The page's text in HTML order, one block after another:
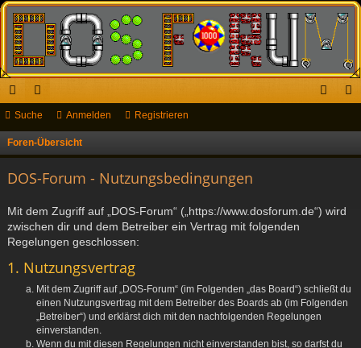
ch
ne
riff
or
en
n
Suche Anmelden Registrieren
Foren-Übersicht
DOS-Forum - Nutzungsbedingungen
Mit dem Zugriff auf „DOS-Forum“ („https://www.dosforum.de“) wird
zwischen dir und dem Betreiber ein Vertrag mit folgenden
Regelungen geschlossen:
1. Nutzungsvertrag
Mit dem Zugriff auf „DOS-Forum“ (im Folgenden „das Board“) schließt du
einen Nutzungsvertrag mit dem Betreiber des Boards ab (im Folgenden
„Betreiber“) und erklärst dich mit den nachfolgenden Regelungen
einverstanden.
Wenn du mit diesen Regelungen nicht einverstanden bist, so darfst du